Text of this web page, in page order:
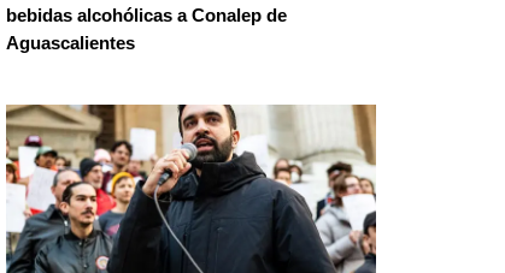
bebidas alcohólicas a Conalep de
Aguascalientes